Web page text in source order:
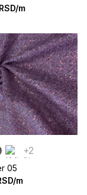
RSD/m
+2
05
m